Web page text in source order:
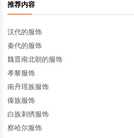
推荐内容
汉代的服饰
秦代的服饰
魏晋南北朝的服饰
孝黎服饰
南丹瑶族服饰
傣族服饰
白族刺绣服饰
察哈尔服饰